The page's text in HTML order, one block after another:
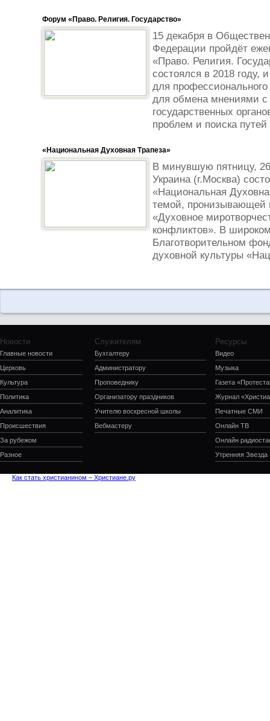
Форум «Право. Религия. Государство»
15 декабря в
Федерации пройдёт
«Право. Религия.
состоялся в 2018 году,
для
для обмена мнениями с
государственных
проблем и поиска
«Национальная Духовная Трапеза»
В минувшую пятницу, 26
Украина (г.Москва)
«Национальная
темой, пронизывающей
«Духовное
конфликтов». В
Благотворительном
духовной культуры
Новости
Главные новости
Церковь
Культура
Политика
Аналитика
Происшествия
За рубежом
Разное
Служителям
Бухгалтеру
Администратору
Проповеднику
Организатору праздников
Учителю воскресной школы
Вебмастеру
Ресурсы
Видео
Музыка
Газета
Журнал
Печатные СМИ
Онлайн ТВ
Онлайн
Утренняя Звезда
Как стать христианином – Христиане.ру